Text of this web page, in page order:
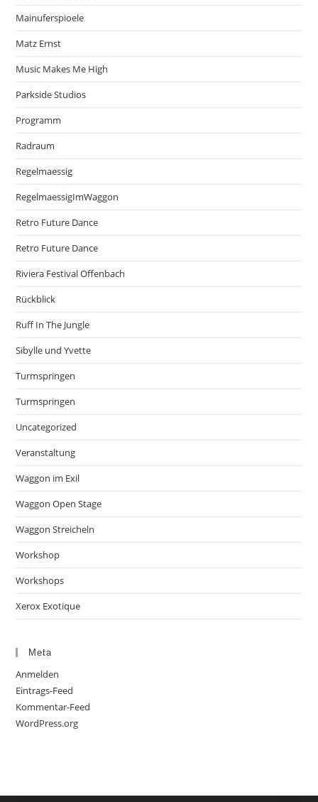
Mainuferspioele
Matz Ernst
Music Makes Me High
Parkside Studios
Programm
Radraum
Regelmaessig
RegelmaessigImWaggon
Retro Future Dance
Retro Future Dance
Riviera Festival Offenbach
Rückblick
Ruff In The Jungle
Sibylle und Yvette
Turmspringen
Turmspringen
Uncategorized
Veranstaltung
Waggon im Exil
Waggon Open Stage
Waggon Streicheln
Workshop
Workshops
Xerox Exotique
Meta
Anmelden
Eintrags-Feed
Kommentar-Feed
WordPress.org